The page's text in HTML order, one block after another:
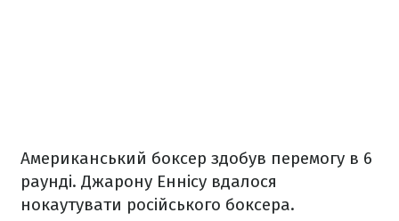
Американський боксер здобув перемогу в 6
раунді. Джарону Еннісу вдалося
нокаутувати російського боксера.